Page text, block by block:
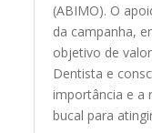
(ABIMO). O
da campanha,
objetivo de
Dentista e
importância e a
bucal para